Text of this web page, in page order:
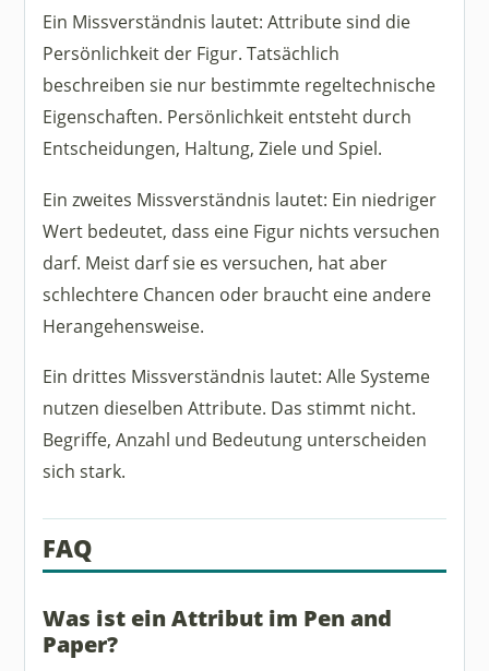
Ein Missverständnis lautet: Attribute sind die
Persönlichkeit der Figur. Tatsächlich
beschreiben sie nur bestimmte regeltechnische
Eigenschaften. Persönlichkeit entsteht durch
Entscheidungen, Haltung, Ziele und Spiel.
Ein zweites Missverständnis lautet: Ein niedriger
Wert bedeutet, dass eine Figur nichts versuchen
darf. Meist darf sie es versuchen, hat aber
schlechtere Chancen oder braucht eine andere
Herangehensweise.
Ein drittes Missverständnis lautet: Alle Systeme
nutzen dieselben Attribute. Das stimmt nicht.
Begriffe, Anzahl und Bedeutung unterscheiden
sich stark.
FAQ
Was ist ein Attribut im Pen and
Paper?